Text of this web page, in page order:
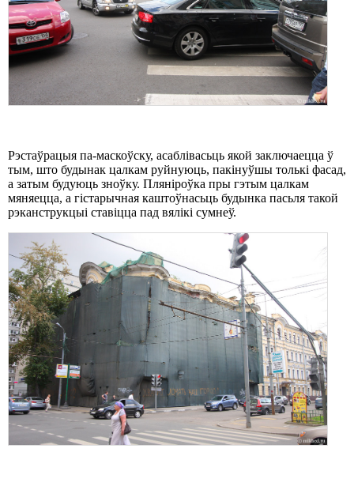
Рэстаўрацыя па-маскоўску, асаблівасьць якой заключаецца ў
тым, што будынак цалкам руйнуюць, пакінуўшы толькі фасад,
а затым будуюць зноўку. Пляніроўка пры гэтым цалкам
мяняецца, а гістарычная каштоўнасьць будынка пасьля такой
рэканструкцыі ставіцца пад вялікі сумнеў.